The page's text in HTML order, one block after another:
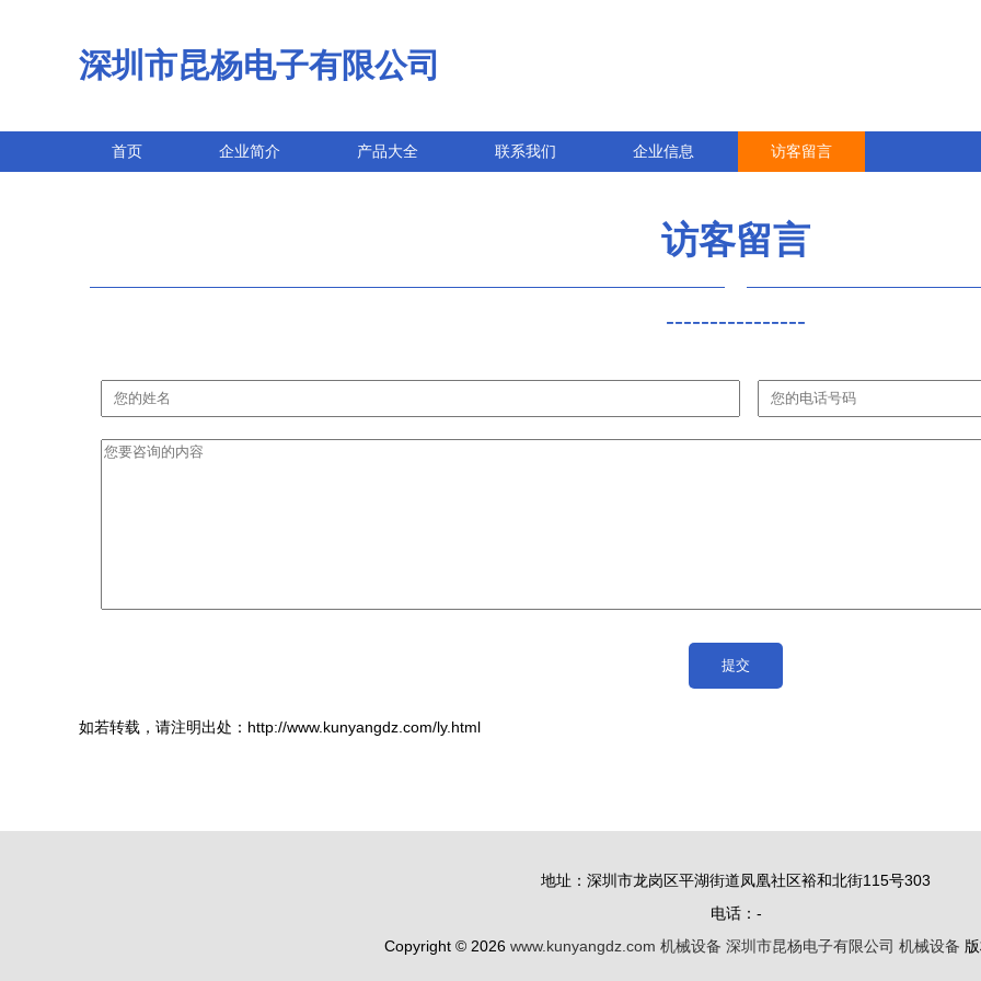
深圳市昆杨电子有限公司
首页 企业简介 产品大全 联系我们 企业信息 访客留言
访客留言
----------------
如若转载，请注明出处：http://www.kunyangdz.com/ly.html
地址：深圳市龙岗区平湖街道凤凰社区裕和北街115号303
电话：-
Copyright © 2026 www.kunyangdz.com 机械设备 深圳市昆杨电子有限公司 机械设备